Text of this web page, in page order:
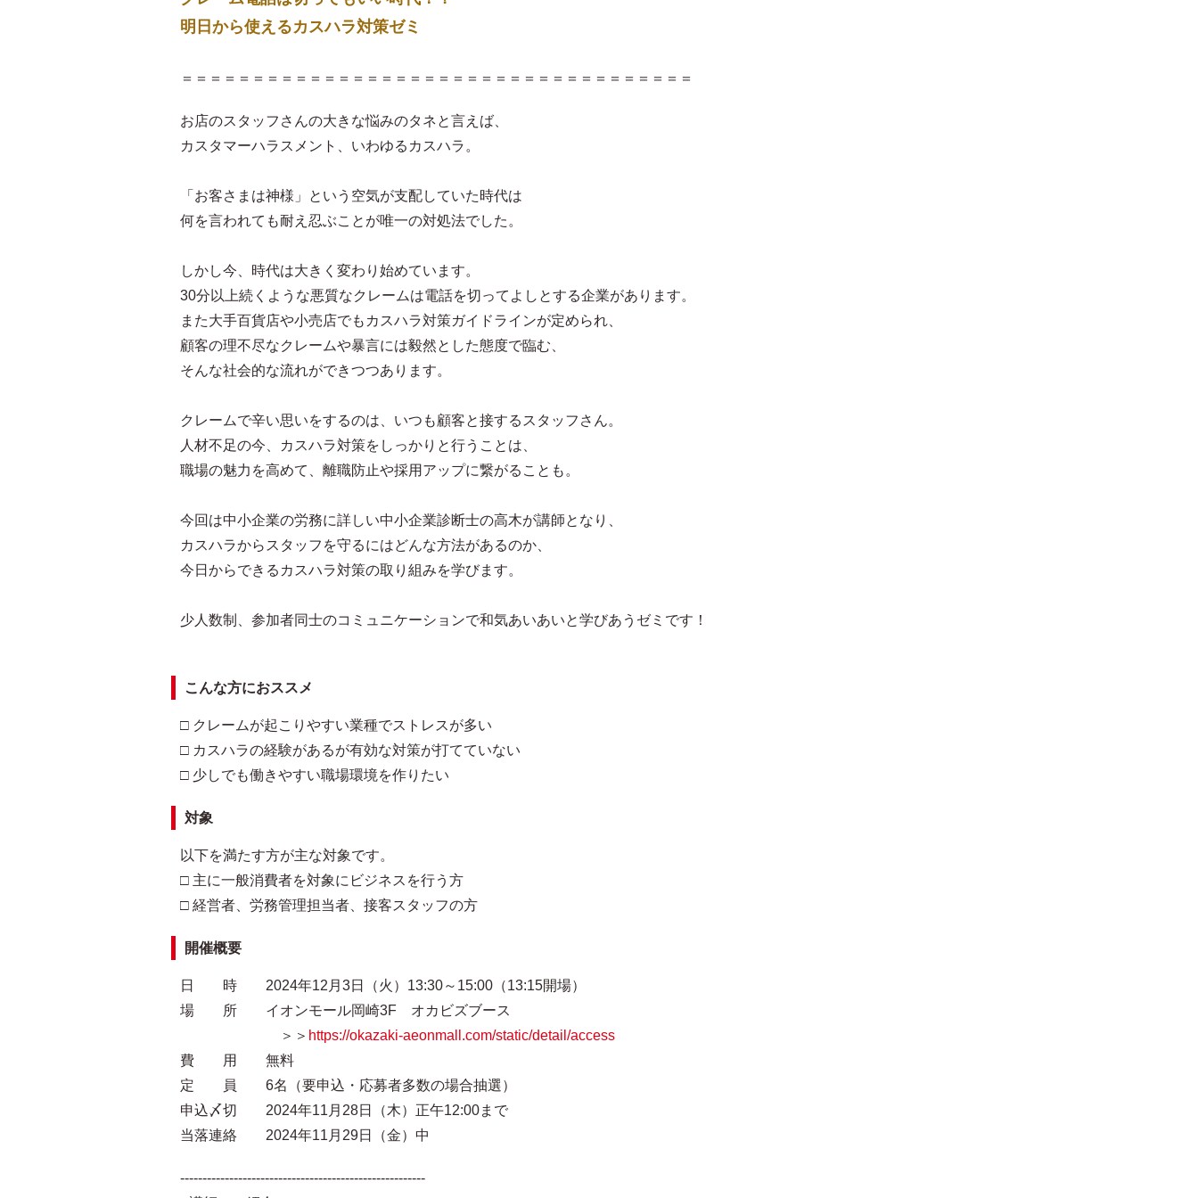
明日から使えるカスハラ対策ゼミ
＝＝＝＝＝＝＝＝＝＝＝＝＝＝＝＝＝＝＝＝＝＝＝＝＝＝＝＝＝＝＝＝＝＝＝＝
お店のスタッフさんの大きな悩みのタネと言えば、
カスタマーハラスメント、いわゆるカスハラ。
「お客さまは神様」という空気が支配していた時代は
何を言われても耐え忍ぶことが唯一の対処法でした。
しかし今、時代は大きく変わり始めています。
30分以上続くような悪質なクレームは電話を切ってよしとする企業があります。
また大手百貨店や小売店でもカスハラ対策ガイドラインが定められ、
顧客の理不尽なクレームや暴言には毅然とした態度で臨む、
そんな社会的な流れができつつあります。
クレームで辛い思いをするのは、いつも顧客と接するスタッフさん。
人材不足の今、カスハラ対策をしっかりと行うことは、
職場の魅力を高めて、離職防止や採用アップに繋がることも。
今回は中小企業の労務に詳しい中小企業診断士の高木が講師となり、
カスハラからスタッフを守るにはどんな方法があるのか、
今日からできるカスハラ対策の取り組みを学びます。
少人数制、参加者同士のコミュニケーションで和気あいあいと学びあうゼミです！
こんな方におススメ
□ クレームが起こりやすい業種でストレスが多い
□ カスハラの経験があるが有効な対策が打てていない
□ 少しでも働きやすい職場環境を作りたい
対象
以下を満たす方が主な対象です。
□ 主に一般消費者を対象にビジネスを行う方
□ 経営者、労務管理担当者、接客スタッフの方
開催概要
日 時 2024年12月3日（火）13:30～15:00（13:15開場）
場 所 イオンモール岡崎3F オカビズブース
＞＞ https://okazaki-aeonmall.com/static/detail/access
費 用 無料
定 員 6名（要申込・応募者多数の場合抽選）
申込〆切 2024年11月28日（木）正午12:00まで
当落連絡 2024年11月29日（金）中
-------------------------------------------------------